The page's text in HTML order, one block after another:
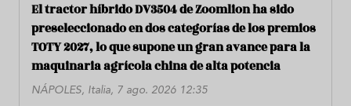
El tractor híbrido DV3504 de Zoomlion ha sido
preseleccionado en dos categorías de los premios
TOTY 2027, lo que supone un gran avance para la
maquinaria agrícola china de alta potencia
NÁPOLES, Italia, 7 ago. 2026 12:35